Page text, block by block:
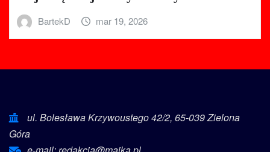
BartekD mar 19, 2026
ul. Bolesława Krzywoustego 42/2, 65-039 Zielona
Góra